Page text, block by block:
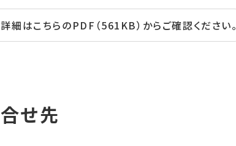
詳細はこちらのPDF（561KB）からご確認ください。